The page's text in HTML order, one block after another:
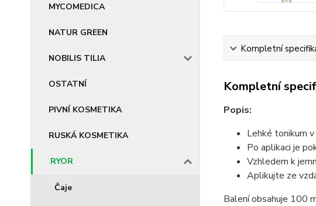
MYCOMEDICA
NATUR GREEN
NOBILIS TILIA
OSTATNÍ
PIVNÍ KOSMETIKA
RUSKÁ KOSMETIKA
RYOR
Čaje
Kompletní
Kompletní
Popis:
Lehké tonikum
Po aplikaci je
Vzhledem k
Aplikujte ze
Balení obsahuje 100